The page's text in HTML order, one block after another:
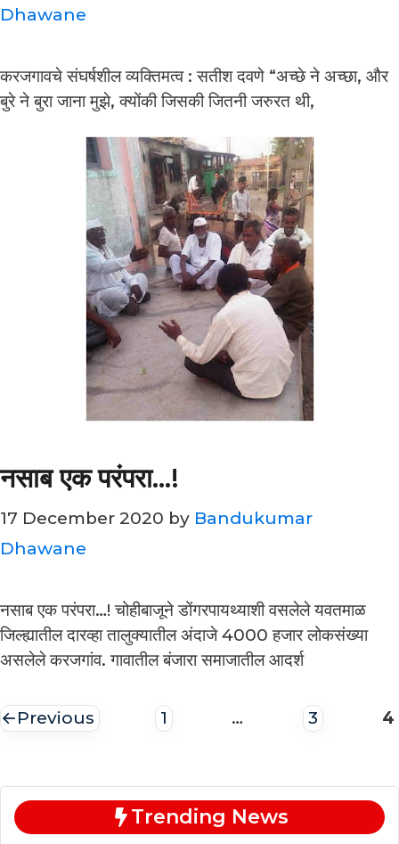
Dhawane
करजगावचे संघर्षशील व्यक्तिमत्व : सतीश दवणे “अच्छे ने अच्छा, और
बुरे ने बुरा जाना मुझे, क्योंकी जिसकी जितनी जरुरत थी,
नसाब एक परंपरा…!
17 December 2020 by Bandukumar
Dhawane
नसाब एक परंपरा…! चोहीबाजूने डोंगरपायथ्याशी वसलेले यवतमाळ
जिल्ह्यातील दारव्हा तालुक्यातील अंदाजे 4000 हजार लोकसंख्या
असलेले करजगांव. गावातील बंजारा समाजातील आदर्श
←Previous
Page
1 …
Page
3 4
Trending News